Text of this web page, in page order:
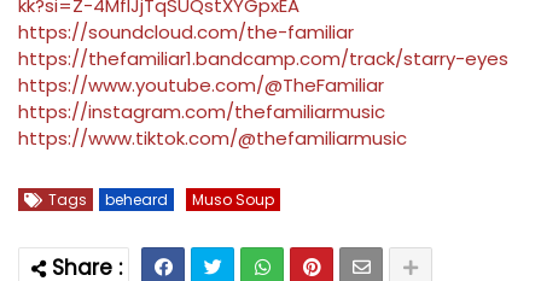
kk?si=Z-4MflJjTqSUQstXYGpxEA
https://soundcloud.com/the-familiar
https://thefamiliar1.bandcamp.com/track/starry-eyes
https://www.youtube.com/@TheFamiliar
https://instagram.com/thefamiliarmusic
https://www.tiktok.com/@thefamiliarmusic
Tags beheard Muso Soup